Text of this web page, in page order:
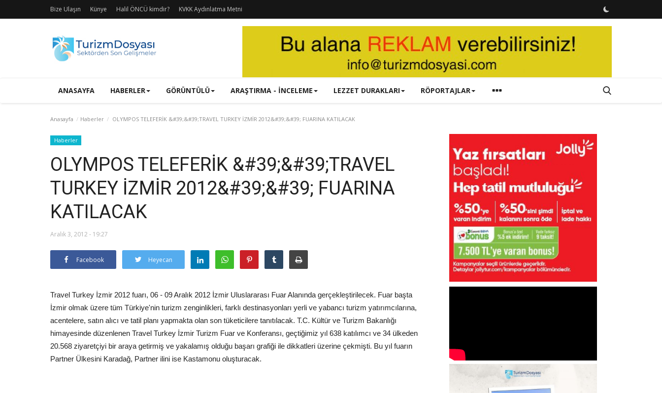
Bize Ulaşın Künye Halil ÖNCÜ kimdir? KVKK Aydınlatma Metni
ANASAYFA HABERLER GÖRÜNTÜLÜ ARAŞTIRMA - İNCELEME LEZZET DURAKLARI RÖPORTAJLAR
Anasayfa Haberler OLYMPOS TELEFERİK &#39;&#39;TRAVEL TURKEY İZMİR 2012&#39;&#39; FUARINA KATILACAK
Haberler
OLYMPOS TELEFERİK &#39;&#39;TRAVEL
TURKEY İZMİR 2012&#39;&#39; FUARINA
KATILACAK
Aralık 3, 2012 - 19:27
Facebook Heyecan
Travel Turkey İzmir 2012 fuarı, 06 - 09 Aralık 2012 İzmir Uluslararası Fuar Alanında gerçekleştirilecek. Fuar başta
İzmir olmak üzere tüm Türkiye'nin turizm zenginlikleri, farklı destinasyonları yerli ve yabancı turizm yatırımcılarına,
acentelere, satın alıcı ve tatil planı yapmakta olan son tüketicilere tanıtılacak. T.C. Kültür ve Turizm Bakanlığı
himayesinde düzenlenen Travel Turkey İzmir Turizm Fuar ve Konferansı, geçtiğimiz yıl 638 katılımcı ve 34 ülkeden
20.568 ziyaretçiyi bir araya getirmiş ve yakalamış olduğu başarı grafiği ile dikkatleri üzerine çekmişti. Bu yıl fuarın
Partner Ülkesini Karadağ, Partner ilini ise Kastamonu oluşturacak.